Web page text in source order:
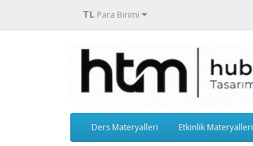
TL Para Birimi
Ders Materyalleri Etkinlik Materyalleri